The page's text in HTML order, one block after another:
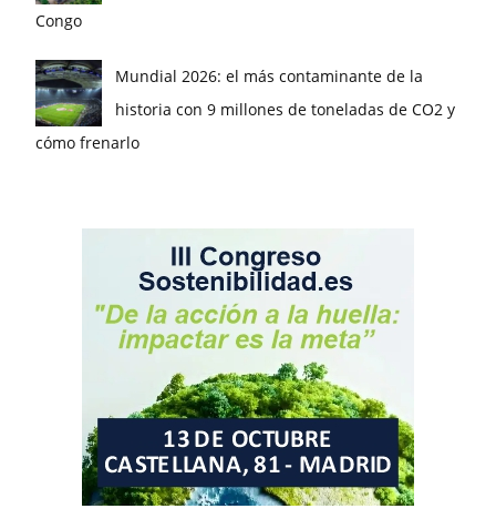
Congo
Mundial 2026: el más contaminante de la
historia con 9 millones de toneladas de CO2 y
cómo frenarlo